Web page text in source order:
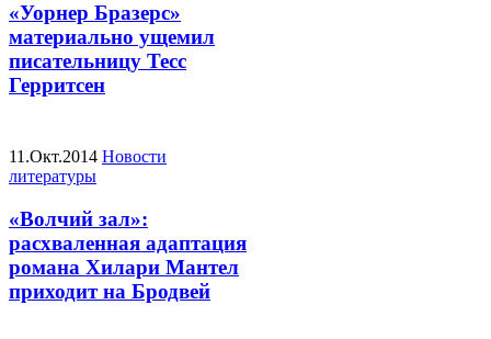
«Уорнер Бразерс»
материально ущемил
писательницу Тесс
Герритсен
11.Окт.2014 Новости
литературы
«Волчий зал»:
расхваленная адаптация
романа Хилари Мантел
приходит на Бродвей